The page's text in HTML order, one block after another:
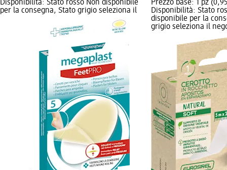
Disponibilità: Stato rosso Non disponibile
per la consegna, Stato grigio seleziona il
Prezzo base: 1 pz
Disponibilità: Stato
disponibile per la
grigio seleziona il